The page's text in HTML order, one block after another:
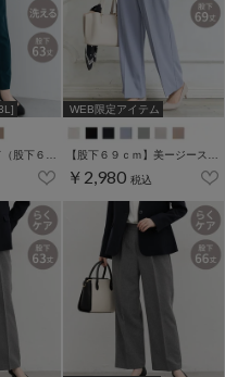
WEB限定アイテム
￥2,980 税込